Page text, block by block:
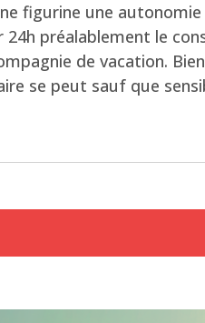
figurine une
préalablement le
de vacation.
se peut sauf que